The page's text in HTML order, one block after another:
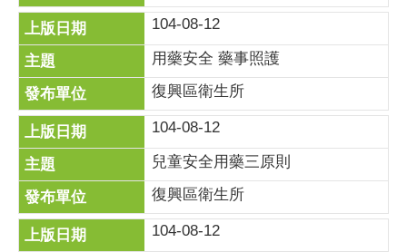
104-08-12
用藥安全 藥事照護
復興區衛生所
104-08-12
兒童安全用藥三原則
復興區衛生所
104-08-12